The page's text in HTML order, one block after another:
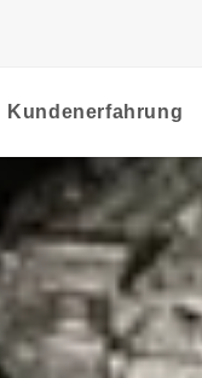
Kundenerfahrung